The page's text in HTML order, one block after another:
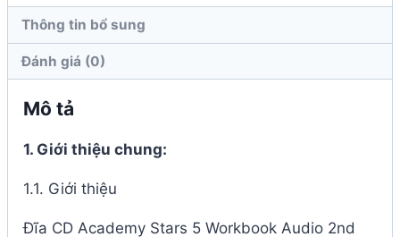
lượng
Thông tin bổ sung
Đánh giá (0)
Mô tả
1. Giới thiệu chung:
1.1. Giới thiệu
Đĩa CD Academy Stars 5 Workbook Audio 2nd